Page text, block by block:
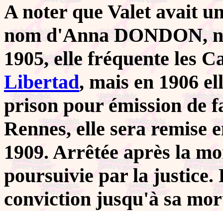
A noter que Valet avait
nom d'Anna DONDON,
1905, elle fréquente les
Libertad, mais en 1906
prison pour émission de
Rennes, elle sera remise
1909. Arrêtée après la
poursuivie par la justice.
conviction jusqu'à sa